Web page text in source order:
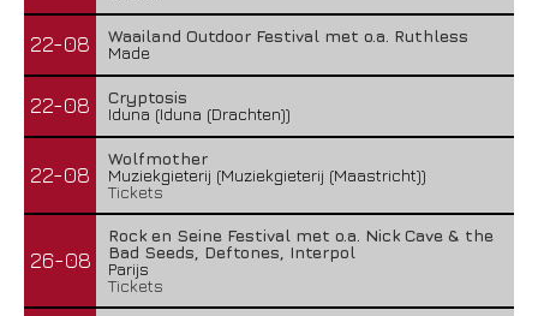
22-08
Waailand Outdoor Festival met o.a. Ruthless
Made
22-08
Cryptosis
Iduna (Iduna (Drachten))
22-08
Wolfmother
Muziekgieterij (Muziekgieterij (Maastricht))
Tickets
26-08
Rock en Seine Festival met o.a. Nick Cave & the
Bad Seeds, Deftones, Interpol
Parijs
Tickets